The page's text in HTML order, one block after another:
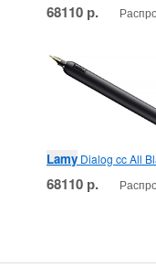
68110 р.
Lamy Dialog cc All
68110 р.